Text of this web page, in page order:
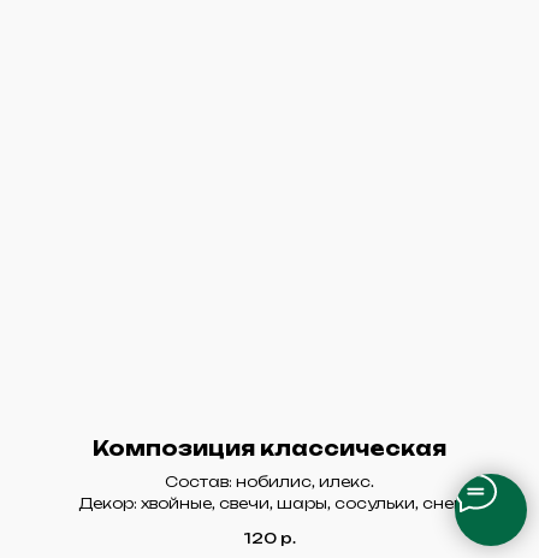
Композиция классическая
Состав: нобилис, илекс.
Декор: хвойные, свечи, шары, сосульки, снег
120 р.